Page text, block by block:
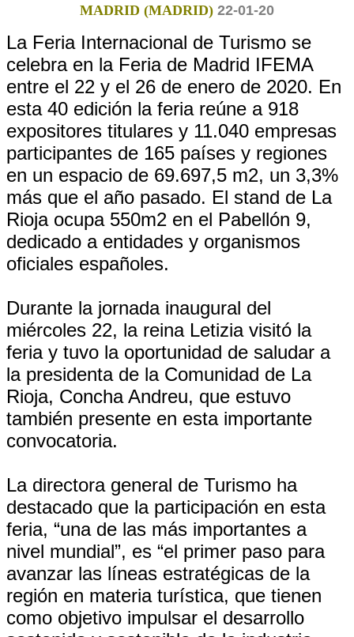
MADRID (MADRID) 22-01-20
La Feria Internacional de Turismo se
celebra en la Feria de Madrid IFEMA
entre el 22 y el 26 de enero de 2020. En
esta 40 edición la feria reúne a 918
expositores titulares y 11.040 empresas
participantes de 165 países y regiones
en un espacio de 69.697,5 m2, un 3,3%
más que el año pasado. El stand de La
Rioja ocupa 550m2 en el Pabellón 9,
dedicado a entidades y organismos
oficiales españoles.
Durante la jornada inaugural del
miércoles 22, la reina Letizia visitó la
feria y tuvo la oportunidad de saludar a
la presidenta de la Comunidad de La
Rioja, Concha Andreu, que estuvo
también presente en esta importante
convocatoria.
La directora general de Turismo ha
destacado que la participación en esta
feria, “una de las más importantes a
nivel mundial”, es “el primer paso para
avanzar las líneas estratégicas de la
región en materia turística, que tienen
como objetivo impulsar el desarrollo